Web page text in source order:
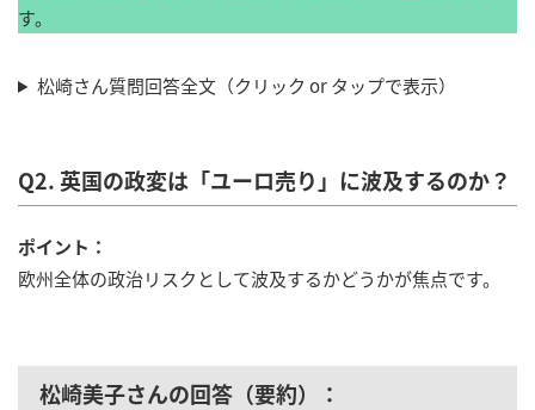
す。
松崎さん質問回答全文（クリック or タップで表示）
Q2. 英国の政変は「ユーロ売り」に波及するのか？
ポイント：
欧州全体の政治リスクとして波及するかどうかが焦点です。
松崎美子さんの回答（要約）：